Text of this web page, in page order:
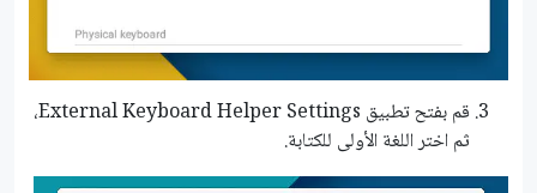
قم بفتح تطبيق External Keyboard Helper Settings،
ثم اختر اللغة الأولى للكتابة.